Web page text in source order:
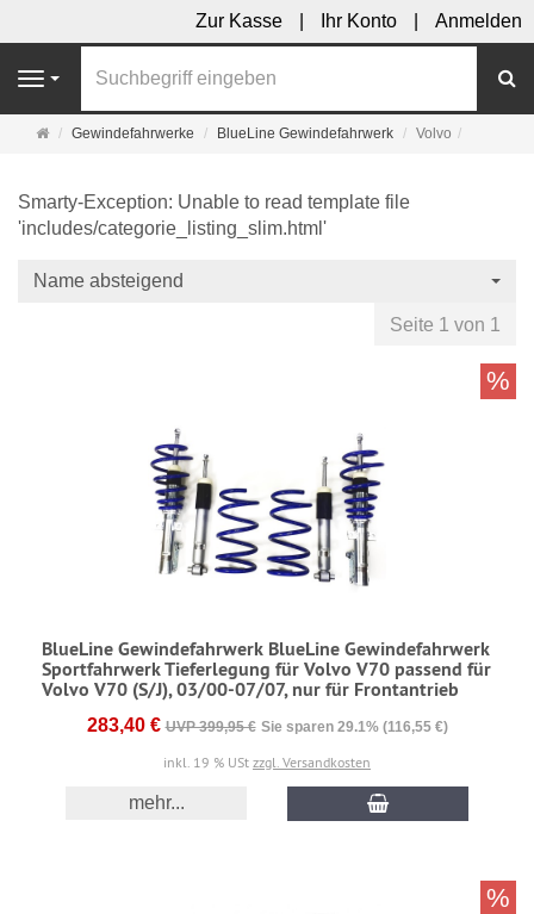
Zur Kasse Ihr Konto Anmelden
Navigation
Startseite
Gewindefahrwerke BlueLine Gewindefahrwerk Volvo
Smarty-Exception: Unable to read template file
'includes/categorie_listing_slim.html'
Name absteigend
Seite 1 von 1
BlueLine Gewindefahrwerk BlueLine Gewindefahrwerk
Sportfahrwerk Tieferlegung für Volvo V70 passend für
Volvo V70 (S/J), 03/00-07/07, nur für Frontantrieb
283,40 € UVP 399,95 € Sie sparen 29.1% (116,55 €)
inkl. 19 % USt zzgl. Versandkosten
mehr...
%
%